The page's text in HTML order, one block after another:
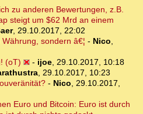
zu anderen Bewertungen, z.B.
steigt um $62 Mrd an einem
, 29.10.2017, 22:02
sondern â€¦ - Nico,
(oT)
- ijoe, 29.10.2017, 10:18
, 29.10.2017, 10:23
- Nico, 29.10.2017,
Euro und Bitcoin: Euro ist durch